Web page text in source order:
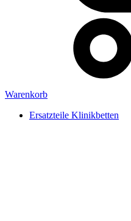
Warenkorb
Ersatzteile Klinikbetten